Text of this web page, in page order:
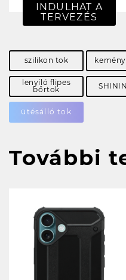
INDULHAT A
TERVEZÉS
szilikon tok
lenyíló flipes
bőrtok
ütésálló tok
További